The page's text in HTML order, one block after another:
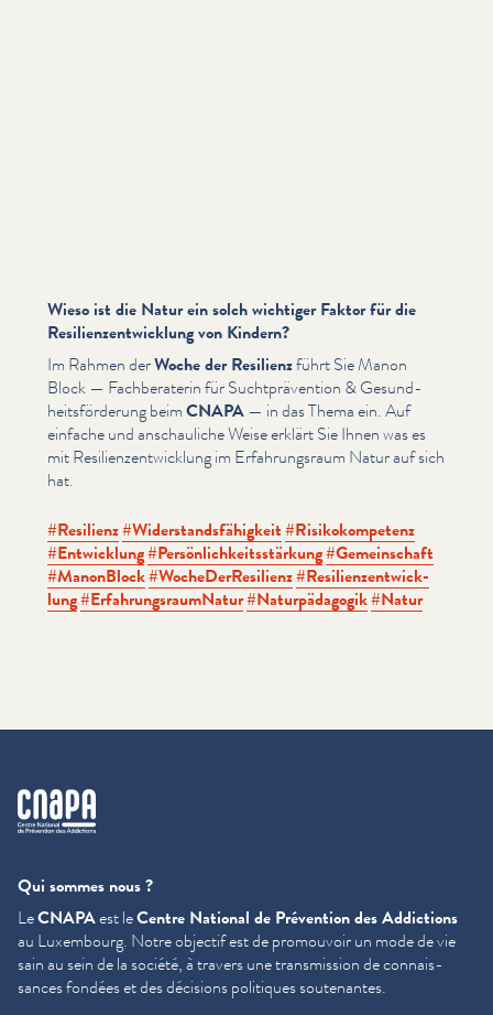
Wieso ist die Natur ein solch wichtiger Faktor für die
Resilienzentwicklung von Kindern?
Im Rahmen derWoche der Resilienzführt Sie Manon
Block — Fach­ber­a­terin für Sucht­präven­tion & Gesund­
heits­förderung beimCNAPA — in das Thema ein. Auf
einfache und anschauliche Weise erklärt Sie Ihnen was es
mit Resilien­zen­twick­lung im Erfahrungsraum Natur auf sich
hat.
#Resilienz#Wider­stands­fähigkeit#Risikokom­pe­tenz
#Entwicklung#Per­sön­lichkeitsstärkung#Gemein­schaft
#ManonBlock#WocheD­er­Re­silienz#Resilien­zen­twick­
lung#Erfahrungsraum­Natur#Natur­päd­a­gogik#Natur
cnapa
Qui sommes nous ?
LeCNAPAest leCentre National de Prévention des Addictions
au Luxembourg. Notre objectif est de promouvoir un mode de vie
sain au sein de la société, à travers une trans­mis­sion de con­nais­
sances fondées et des décisions politiques soutenantes.